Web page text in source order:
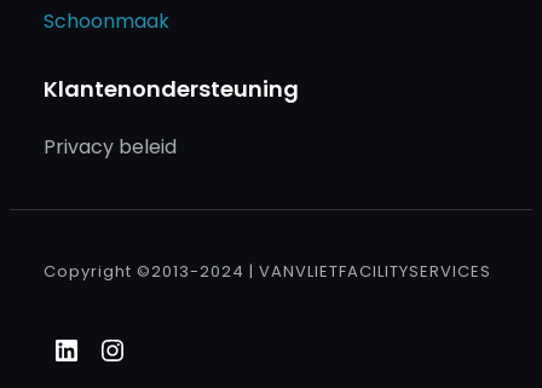
Schoonmaak
Klantenondersteuning
Privacy beleid
Copyright ©2013-2024 | VANVLIETFACILITYSERVICES
LinkedInInstagram